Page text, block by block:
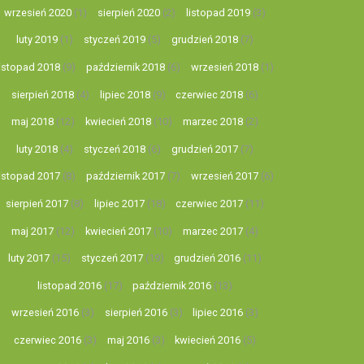
wrzesień 2020 (1) sierpień 2020 (2) listopad 2019(3)
luty 2019 (1) styczeń 2019 (5) grudzień 2018(7)
2018 (9) październik 2018 (6) wrzesień 2018(1)
sierpień 2018(4) lipiec 2018(9) czerwiec 2018 (6)
maj 2018 (12) kwiecień 2018 (10) marzec 2018(2)
luty 2018 (4) styczeń 2018 (6) grudzień 2017(7)
2017 (8) październik 2017 (7) wrzesień 2017(6)
sierpień 2017(8) lipiec 2017(18) czerwiec 2017 (11)
maj 2017 (12) kwiecień 2017 (10) marzec 2017(4)
luty 2017(15) styczeń 2017(19) grudzień 2016 (11)
listopad 2016(17) październik 2016 (13)
wrzesień 2016(3) sierpień 2016(3) lipiec 2016 (3)
czerwiec 2016(3) maj 2016(3) kwiecień 2016 (5)